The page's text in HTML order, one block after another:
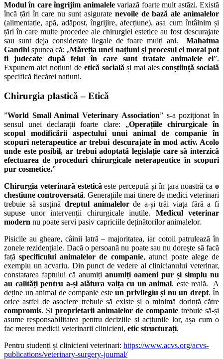
Modul în care îngrijim animalelevariază foarte mult astăzi. Există
încă țări în care nu sunt asiguratenevoile de bază ale animalelor
(alimentație, apă, adăpost, îngrijire, afecțiune), așa cum întâlnim și
țări în care multe procedee ale chirurgiei estetice au fost descurajate
sau sunt deja considerate ilegale de foare mulți ani. Mahatma
Gandhispunea că: „Măreția unei națiuni și procesul ei moral pot
fi judecate după felul în care sunt tratate animalele ei”.
Expunem aici noțiuni de etică socialăși mai alesconștiință socială
specifică fiecărei națiuni.
Chirurgia plastică – Etică
”World Small Animal Veterinary Association” s-a poziționat în
sensul unei declarații foarte clare: „Operațiile chirurgicale în
scopul modificării aspectului unui animal de companie în
scopuri neterapeutice ar trebui descurajate în mod activ. Acolo
unde este posibil, ar trebui adoptată legislație care să interzică
efectuarea de proceduri chirurgicale neterapeutice în scopuri
pur cosmetice.”
Chirurgia veterinară estetică este percepută și în țara noastră cao
chestiune controversată.Generațiile mai tinere de medici veterinari
trebuie să susțină dreptul animalelorde a-și trăi viața fără a fi
supuse unor intervenții chirurgicale inutile. Medicul veterinar
modern nu poate servi pasiv capriciile deținătorilor animalelor.
Pisicile au gheare, câinii latră – majoritatea, iar cotoii patrulează în
zonele rezidențiale. Dacă o persoană nu poate sau nu dorește să facă
fațăspecificului animalelor de companie, atunci poate alege de
exemplu un acvariu. Din punct de vedere al clinicianului veterinar,
constatarea faptului că anumiți anumiți oameni pur și simplu nu
au calități pentru a-și alătura vaița cu un animal, este reală. A
deține un animal de companie este un privilegiu și nu un drept. În
orice astfel de asociere trebuie să existe și o minimă dorință către
compromis. Și proprietarii animalelor de companie trebuie să-și
asume responsabilitatea pentru deciziile și acțiunile lor, așa cum o
fac mereu medicii veterinarii clinicieni, etic structurați.
Pentru studenți și clinicieni veterinari: https://www.acvs.org/acvs-
publications/veterinary-surgery-journal/